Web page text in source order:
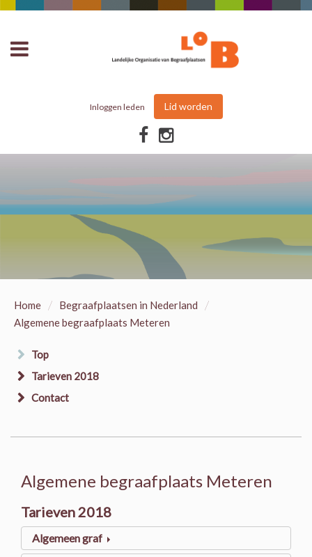
Inloggen leden Lid worden
Home / Begraafplaatsen in Nederland /
Algemene begraafplaats Meteren
Top
Tarieven 2018
Contact
Algemene begraafplaats Meteren
Tarieven 2018
Algemeen graf